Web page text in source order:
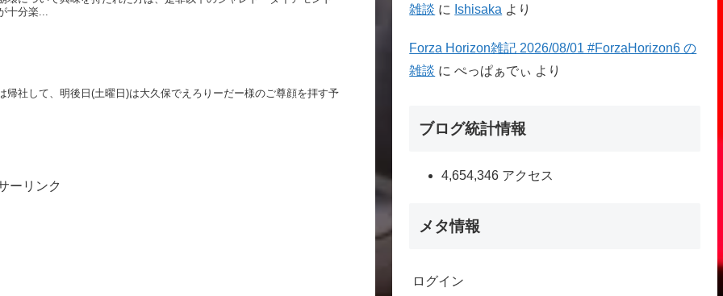
十分楽...
帰社して、明後日(土曜日)は大久保でえろりーだー様のご尊顔を拝す予
ーリンク
雑談 に Ishisaka より
Forza Horizon雑記 2026/08/01 #ForzaHorizon6 の
雑談 にぺっぱぁでぃ より
ブログ統計情報
4,654,346 アクセス
メタ情報
ログイン